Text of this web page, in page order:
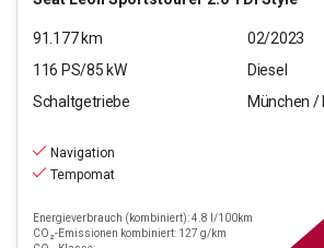
91.177km
02/2023
116 PS/85 kW
Diesel
Schaltgetriebe
München /
Navigation
Tempomat
Energieverbrauch (kombiniert): 4.8 l/100km
CO₂-Emissionen kombiniert: 127 g/km